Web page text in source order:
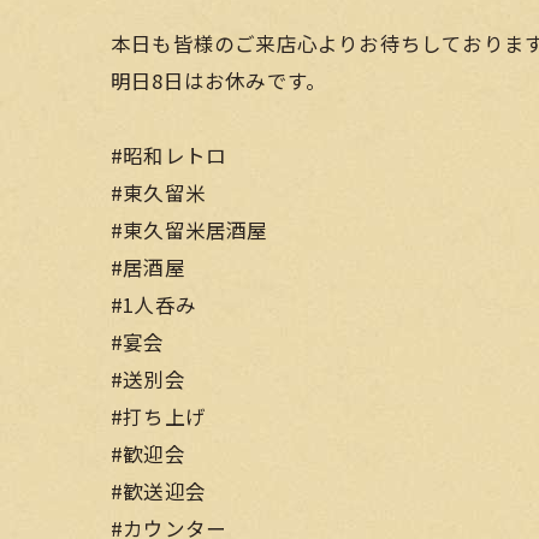
本日も皆様のご来店心よりお待ちしておりま
明日8日はお休みです。
#昭和レトロ
#東久留米
#東久留米居酒屋
#居酒屋
#1人呑み
#宴会
#送別会
#打ち上げ
#歓迎会
#歓送迎会
#カウンター